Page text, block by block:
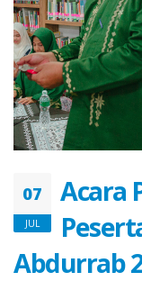
07
JUL
Acara
Abdurrab